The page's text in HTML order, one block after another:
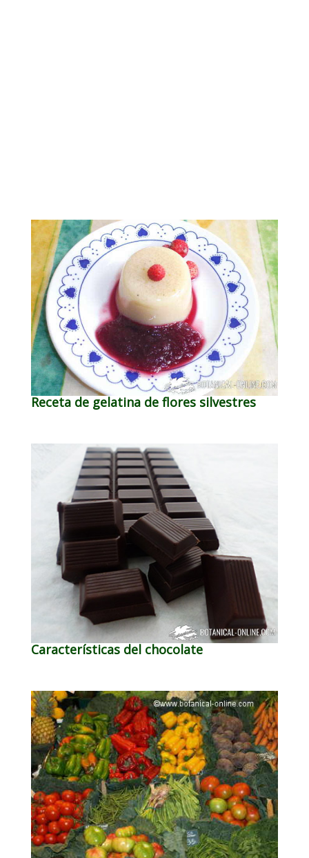
Receta de gelatina de flores silvestres
Características del chocolate